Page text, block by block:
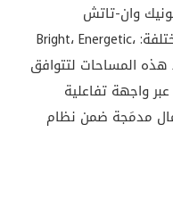
وان-تاتش
Bright،Energetic،
المساحات لتتوافق
واجهة تفاعلية
مدمَجة ضمن نظام